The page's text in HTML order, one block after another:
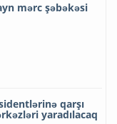
mərc şəbəkəsi
qarşı
yaradılacaq